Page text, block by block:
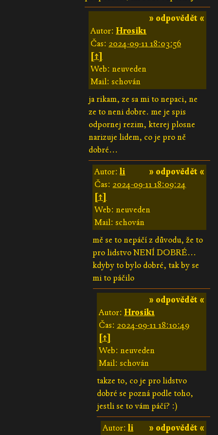
» odpovědět «
Autor:Hrosik1
Čas: 2024-09-11 18:03:56
[↑]
Web: neuveden
Mail: schován
ja rikam, ze sa mi to nepaci, ne
ze to neni dobre. me je spis
odpornej rezim, kterej plosne
narizuje lidem, co je pro ně
dobré...
» odpovědět «
Autor:li
Čas: 2024-09-11 18:09:24
[↑]
Web: neuveden
Mail: schován
mě se to nepáčí z důvodu, že to
pro lidstvo NENÍ DOBRÉ...
kdyby to bylo dobré, tak by se
mi to páčilo
» odpovědět «
Autor: Hrosik1
Čas: 2024-09-11 18:10:49
[↑]
Web: neuveden
Mail: schován
takze to, co je pro lidstvo
dobré se pozná podle toho,
jestli se to vám páčí? :)
» odpovědět «
Autor:li